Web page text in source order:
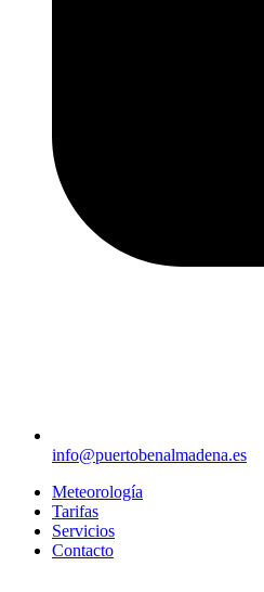
info@puertobenalmadena.es
Meteorología
Tarifas
Servicios
Contacto